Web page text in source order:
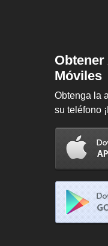
Móviles
Obtenga la
su teléfono